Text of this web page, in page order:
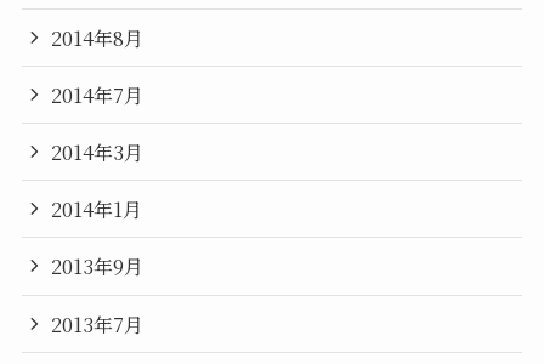
2014年8月
2014年7月
2014年3月
2014年1月
2013年9月
2013年7月